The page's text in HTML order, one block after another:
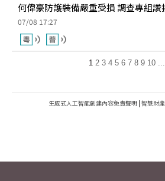
何偉豪防護裝備嚴重受損 調查專組
07/08 17:27
1 2 3 4 5 6 7 8 9 10 ...
生成式人工智能創建內容免責聲明 | 智慧財